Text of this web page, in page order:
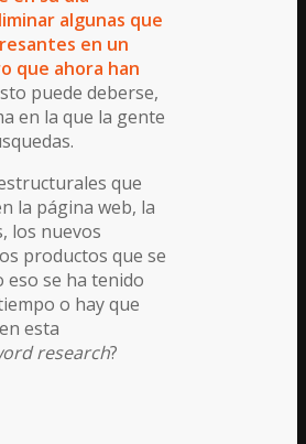
algunas que
en un
que ahora han
puede deberse,
en la que la gente
que
la página web, la
los nuevos
productos que se
se ha tenido
o hay que
esta
research?